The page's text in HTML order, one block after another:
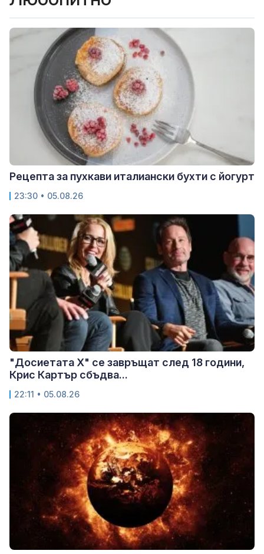
Рецепта за пухкави италиански бухти с йогурт
23:30 • 05.08.26
"Досиетата Х" се завръщат след 18 години,
Крис Картър сбъдва...
22:11 • 05.08.26